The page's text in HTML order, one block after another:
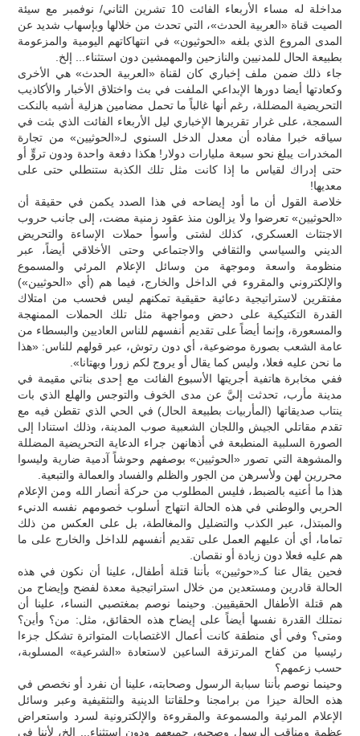
مداخلة له مساء الأربعاء الفائت 10 تشرين الثاني/ نوفمبر مع سيئة
الصيت قناة «العربية الحدث»، التي تحدث من خلالها وبإسهاب شديد عن
المدى المروع الذي بلغه «الحوثيون» في انتهاكاتهم اليومية والمزعومة
بطبيعة الحال للمدنيين والنازحين والمهمشين دون استثناء... إلخ.
جاء ذلك ضمن ملف إخباري كان لقناة «العربية الحدث» هي الأخرى
وكعادتها أيضا دورها الإبداعي الملفت في بث واختلاق الأخبار والأكاذيب
التحريضية المضللة، رغم أنها غالباً ما تحمل مضامين هزلية أشبه بالنكت
السمجة، على غرار تقريرها الإخباري ليل الأربعاء الفائت الذي بثت في
سياقه خبرا مفاده أن معدل الدخل السنوي لـ«الحوثيين» من تجارة
المخدرات يبلغ نحو سبعة مليارات دولار! هكذا دفعة واحدة ودون تروٍّ أو
حتى إدراك لقياس ما إذا كانت مثل تلك الكذبة ستنطلي حتى على
معديها!
خلاصة القول أن ما أود إيضاحه في هذا الصدد يكمن في حقيقة أن
«الحوثيين» تعرضوا ولا يزالون منذ عقود زمنية مضت، إلى جانب حروب
الاجتثاث العسكري، كذلك لشتى وأسوأ حملات الإساءة والتحريض
الديني والسياسي والثقافي والاجتماعي وحتى الأخلاقي أيضاً، عبر
منظومة واسعة وموجهة من وسائل الإعلام المرئي والمسموع
والإلكتروني والمقروء في الداخل والخارج، فيما هم (أي «الحوثيين»)
مفتقرين لاستراتيجية دعائية حقيقية تمكنهم ليس فحسب من امتلاك
القدرة التكتيكية على دحض ومواجهة مثل تلك الحملات الممنهجة
والمسعورة، وإنما أيضاً على تقديم أنفسهم للناس العاديين والبسطاء من
عامة الشعب بصورة موضوعية، أي دون رتوش، عبر قولهم للناس: «هذا
ما نحن عليه فعلا، وليس كما يقال أو يروج لكم زورا وبهتانا».
ففي مخابرة هاتفية أجريتها الأسبوع الفائت مع إحدى بناتي مقيمة في
مدينة مأرب، تحدثت إليَّ عن مدى الخوف والتوجس والهلع الذي بات
ينتاب صديقاتها (المأربيات بطبيعة الحال) في الحي الذي تقطن فيه مع
تقدم مقاتلي الجيش واللجان الشعبية صوب المدينة، وذلك استنادا إلى
الصورة السلبية المنطبعة في أذهانهن جراء الدعاية التحريضية المضللة
والمشوهة التي تصور «الحوثيين» بوصفهم وحوشاً آدمية ضارية وليسوا
محررين لهن ولأسرهن من الجور والظلم والفساد والعمالة والتبعية.
هذا ما أعنيه بالضبط، فليس المطلوب من حركة أنصار الله ومن الإعلام
الحربي والوطني في هذه الحالة انتهاج أسلوب خصومهم نفسه الدنيء
والمبتذل، عبر الكذب والتضليل والمغالطة، بل على العكس من ذلك
تماما، أي أن عليهم العمل على تقديم أنفسهم للداخل والخارج على ما
هم عليه فعلا دون زيادة أو نقصان.
فحين يقال عنا كـ«حوثيين» بأننا قتلة أطفال، علينا أن نكون في هذه
الحالة قادرين ومستعدين من خلال استراتيجية معدة لفضح وإيضاح من
هم قتلة الأطفال الحقيقيين. وحينما نوصم بمغتصبي النساء، علينا أن
نمتلك القدرة نفسها أيضاً على إيضاح هذه الحقائق، مثل: من؟ وأين؟
ومتى؟ وفي أي منطقة كانت أعمال الاغتصابات المتواترة تشكل جزءا
رئيسيا من كفاح المرتزقة الساعين لاستعادة «الشرعية» المسلوبة،
حسب زعمهم؟
وحينما نوصم بأننا سبابة الرسول وصحابته، علينا أن نفرد أو نخصص في
هذه الحالة حيزا من برامجنا وحلقاتنا الدينية والتثقيفية وعبر وسائل
الإعلام المرئية والمسموعة والمقروءة والإلكترونية لسرد واستعراض
عظمة ومناقب الرسول وصحبه، جميعهم ودون استثناء... إلخ، لأننا في